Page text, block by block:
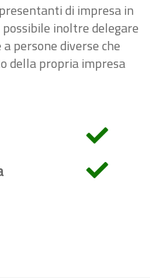
di impresa in
possibile inoltre delegare
persone diverse che
della propria impresa